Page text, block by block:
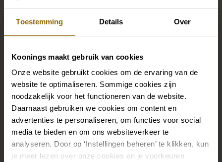
Toestemming Details Over
Koonings maakt gebruik van cookies
Onze website gebruikt cookies om de ervaring van de
website te optimaliseren. Sommige cookies zijn
noodzakelijk voor het functioneren van de website.
Daarnaast gebruiken we cookies om content en
advertenties te personaliseren, om functies voor social
media te bieden en om ons websiteverkeer te
analyseren. Door op ‘Instellingen beheren’ te klikken, kun
je meer lezen over onze cookies en je voorkeuren
de mariée, mais aussi des colliers, des bracelets et des
un beau voile, un bandeau ou une épingle à cheveux
pour votre coiffure de mariée : votre look de mariée
n'est complet que s'il est assorti à des accessoires.
Grâce à notre vaste boutique d'accessoires pour les
mariés, vous trouverez l'accessoire parfait pour votre
robe ou votre costume de mariage.
Aller aux accessoires